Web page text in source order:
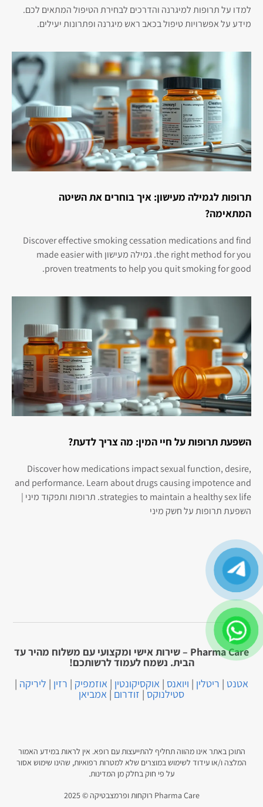
למדו על תרופות למיגרנה והדרכים לבחירת הטיפול המתאים לכם.
מידע על אפשרויות טיפול בכאב ראש מיגרנה ופתרונות יעילים.
תרופות לגמילה מעישון: איך בוחרים את השיטה
המתאימה?
Discover effective smoking cessation medications and find
the right method for you. גמילה מעישון made easier with
proven treatments to help you quit smoking for good.
השפעת תרופות על חיי המין: מה צריך לדעת?
Discover how medications impact sexual function, desire,
and performance. Learn about drugs causing impotence and
strategies to maintain a healthy sex life. תרופות ותפקוד מיני |
השפעת תרופות על חשק מיני
Pharma Care – שירות אישי ומקצועי עם משלוח מהיר עד
הבית. נשמח לעמוד לרשותכם!
אטנט | ריטלין | ויואנס | אוקסיקונטין | אוזמפיק | רזין | ליריקה |
סטילנוקס| זודרום | אמביאן
התוכן באתר אינו מהווה תחליף להתייעצות עם רופא. אין לראות במידע האמור
המלצה ו/או עידוד לשימוש במוצרים שלא למטרות רפואיות, שהינו שימוש אסור
על פי חוק בחלק מן המדינות.
Pharma Care רוקחות ופרמצבטיקה © 2025